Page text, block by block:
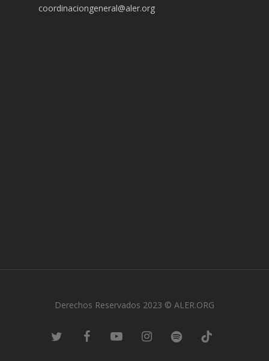
coordinaciongeneral@aler.org
Derechos Reservados 2023 © ALER.ORG